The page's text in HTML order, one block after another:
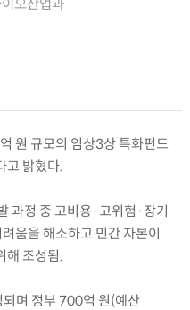
오산업과
원 규모의 임상3상 특화펀드
고 밝혔다.
과정 중 고비용·고위험·장기
움을 해소하고 민간 자본이
해 조성됨.
며 정부 700억 원(예산